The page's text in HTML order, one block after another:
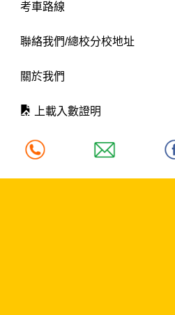
考車路線
聯絡我們/總校分校地址
關於我們
上載入數證明